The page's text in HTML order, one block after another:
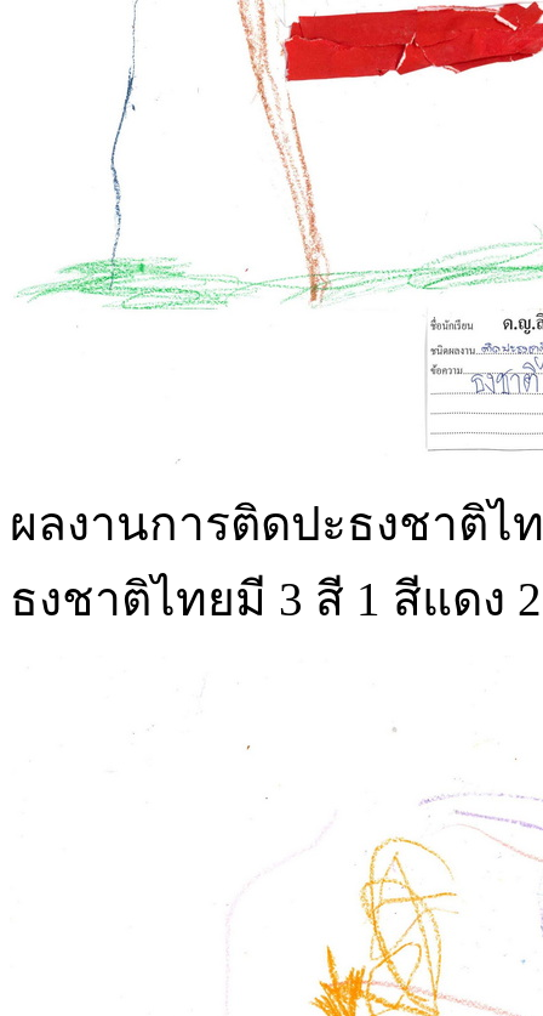
ผลงานการติดปะธงชาติไ
ธงชาติไทยมี 3 สี 1 สีแดง